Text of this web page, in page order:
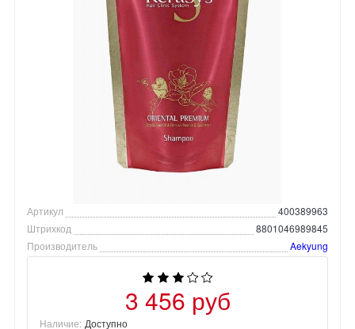
Артикул
400389963
Штрихкод
8801046989845
Производитель
Aekyung
3 456 руб
Наличие: Доступно